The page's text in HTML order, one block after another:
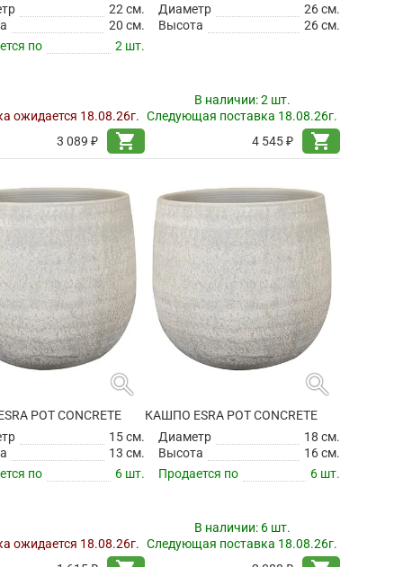
22 см.
20 см.
по
2 шт.
ожидается 18.08.26г.
3 089 ₽
shopping_cart
Диаметр
26 см.
Высота
26 см.
В наличии:2 шт.
Следующая поставка 18.08.26г.
4 545 ₽
shopping_cart
search
POT CONCRETE
15 см.
13 см.
по
6 шт.
ожидается 18.08.26г.
search
КАШПО ESRA POT CONCRETE
Диаметр
18 см.
Высота
16 см.
Продается по
6 шт.
В наличии: 6 шт.
Следующая поставка 18.08.26г.